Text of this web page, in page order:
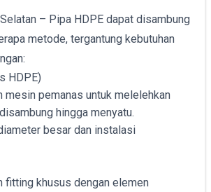
– Pipa HDPE dapat disambung
metode, tergantung kebutuhan
HDPE)
mesin pemanas untuk melelehkan
hingga menyatu.
besar dan instalasi
fitting khusus dengan elemen